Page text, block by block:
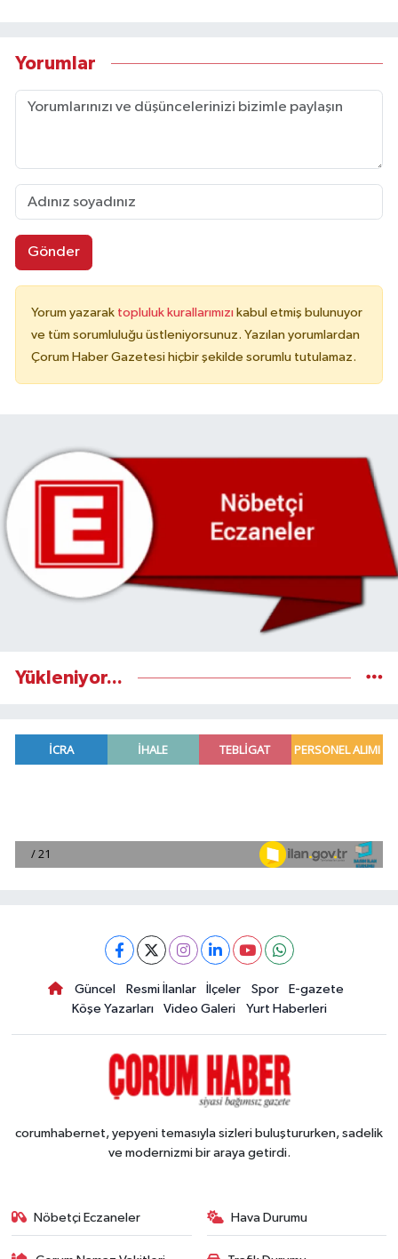
Yorumlar
Gönder
Yorum yazarak topluluk kurallarımızı kabul etmiş bulunuyor
ve tüm sorumluluğu üstleniyorsunuz. Yazılan yorumlardan
Çorum Haber Gazetesi hiçbir şekilde sorumlu tutulamaz.
Yükleniyor...
Güncel Resmi İlanlar İlçeler Spor
E-gazete
Köşe Yazarları
Video Galeri Yurt Haberleri
corumhabernet, yepyeni temasıyla sizleri buluştururken, sadelik
ve modernizmi bir araya getirdi.
Nöbetçi Eczaneler Hava Durumu